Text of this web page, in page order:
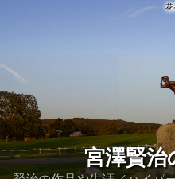
花
宮澤賢治